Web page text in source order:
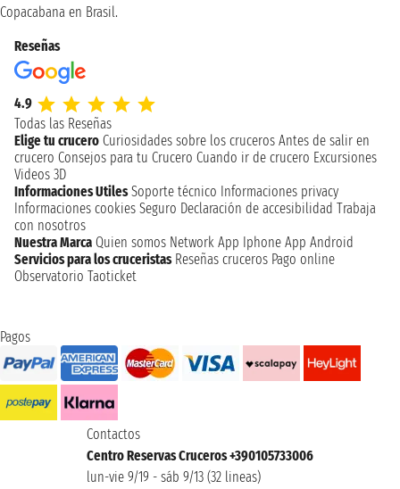
Copacabana en Brasil.
Reseñas
4.9
Todas las Reseñas
Elige tu crucero Curiosidades sobre los cruceros Antes de salir en
crucero Consejos para tu Crucero Cuando ir de crucero Excursiones
Videos 3D
Informaciones Utiles Soporte técnico Informaciones privacy
Informaciones cookies Seguro Declaración de accesibilidad Trabaja
con nosotros
Nuestra Marca Quien somos Network App Iphone App Android
Servicios para los cruceristas Reseñas cruceros Pago online
Observatorio Taoticket
Pagos
Contactos
Centro Reservas Cruceros +390105733006
lun-vie 9/19 - sáb 9/13 (32 lineas)